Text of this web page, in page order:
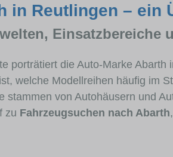
in Reutlingen – ein
Einsatzbereiche
porträtiert die Auto-Marke
welche Modellreihen häufig im
stammen von Autohäusern und
zu Fahrzeugsuchen nach Abarth